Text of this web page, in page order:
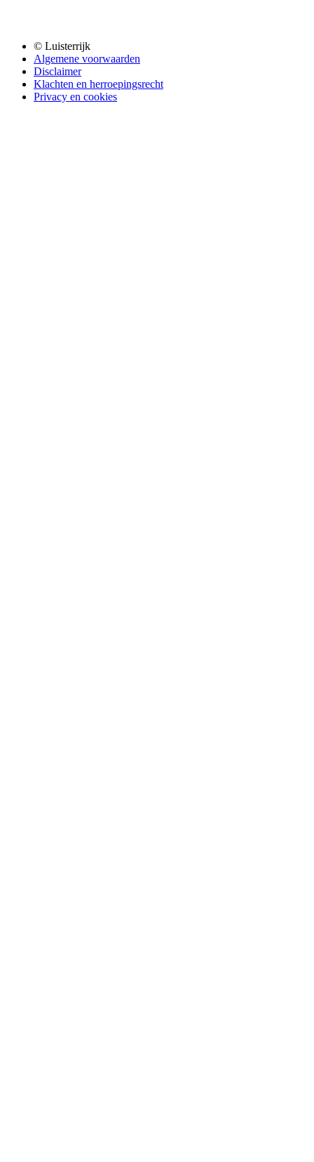
© Luisterrijk
Algemene voorwaarden
Disclaimer
Klachten en herroepingsrecht
Privacy en cookies